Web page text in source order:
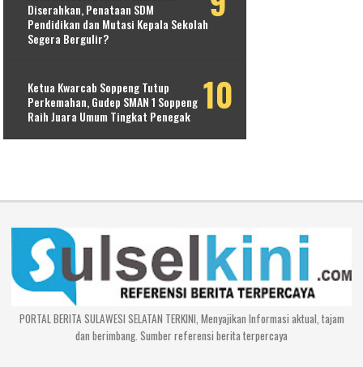
Diserahkan, Penataan SDM
Pendidikan dan Mutasi Kepala Sekolah
Segera Bergulir?
Ketua Kwarcab Soppeng Tutup
Perkemahan, Gudep SMAN 1 Soppeng
Raih Juara Umum Tingkat Penegak
PORTAL BERITA SULAWESI SELATAN TERKINI, Menyajikan Informasi aktual, tajam
dan berimbang. Sumber referensi berita terpercaya